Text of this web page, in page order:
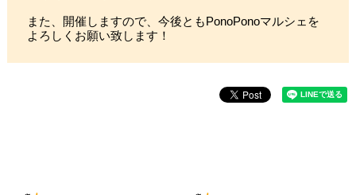
また、開催しますので、今後ともPonoPonoマルシェを
よろしくお願い致します！